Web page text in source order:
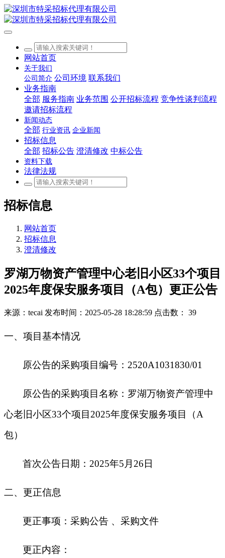
网站首页
关于我们
公司简介 公司环境 联系我们
业务指南
全部 服务指南 业务范围 公开招标流程 竞争性谈判流程
邀请招标流程
新闻动态
全部 行业资讯 企业新闻
招标信息
全部 招标公告 澄清修改 中标公告
资料下载
法律法规
招标信息
网站首页
招标信息
澄清修改
罗湖万物资产管理中心老旧小区33个项目
2025年度保安服务项目（A包）更正公告
来源：tecai 发布时间：2025-05-28 18:28:59 点击数： 39
一、项目基本情况
原公告的采购项目编号：2520A1031830/01
原公告的采购项目名称：罗湖万物资产管理中
心老旧小区33个项目2025年度保安服务项目（A
包）
首次公告日期：2025年5月26日
二、更正信息
更正事项：采购公告 、采购文件
更正内容：